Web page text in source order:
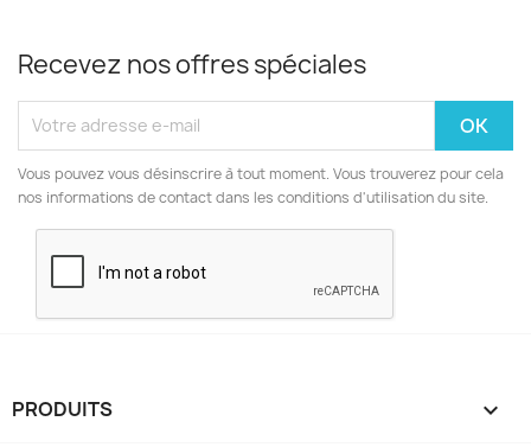
Recevez nos offres spéciales
Vous pouvez vous désinscrire à tout moment. Vous trouverez pour cela
nos informations de contact dans les conditions d'utilisation du site.
PRODUITS 